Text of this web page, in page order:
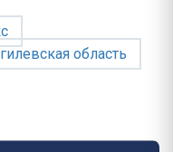
область